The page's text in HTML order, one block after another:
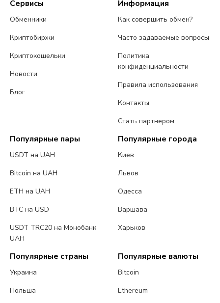
Сервисы
Обменники
Криптобиржи
Криптокошельки
Новости
Блог
Информация
Как совершить обмен?
Часто задаваемые вопросы
Политика
конфиденциальности
Правила использования
Контакты
Стать партнером
Популярные пары
USDT на UAH
Bitcoin на UAH
ETH на UAH
BTC на USD
USDT TRC20 на Монобанк
UAH
Популярные города
Киев
Львов
Одесса
Варшава
Харьков
Популярные страны
Украина
Польша
Популярные валюты
Bitcoin
Ethereum